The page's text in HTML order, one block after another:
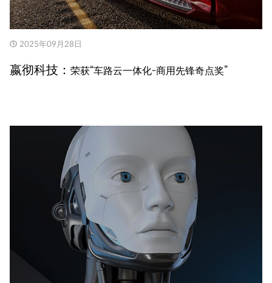
2025年09月28日
嬴彻科技： 荣获“车路云一体化-商用先锋奇点奖”